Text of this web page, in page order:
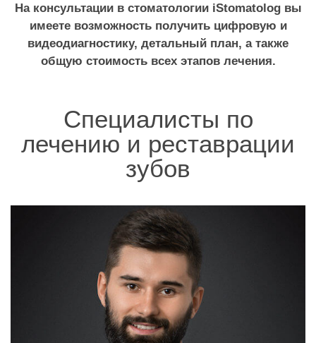
На консультации в стоматологии iStomatolog вы
имеете возможность получить цифровую и
видеодиагностику, детальный план, а также
общую стоимость всех этапов лечения.
Специалисты по
лечению и реставрации
зубов